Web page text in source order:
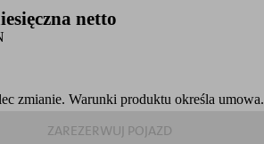
netto
zmianie. Warunki produktu określa umowa.
ZAREZERWUJ POJAZD